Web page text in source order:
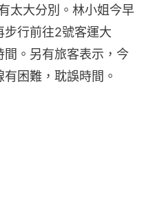
太大分別。林小姐今早
步行前往2號客運大
。另有旅客表示，今
困難，耽誤時間。